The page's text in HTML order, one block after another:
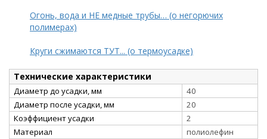
Огонь, вода и НЕ медные трубы… (о негорючих
полимерах)
Круги сжимаются ТУТ... (о термоусадке)
Технические характеристики
Диаметр до усадки, мм
40
Диаметр после усадки, мм
20
Коэффициент усадки
2
Материал
полиолефин